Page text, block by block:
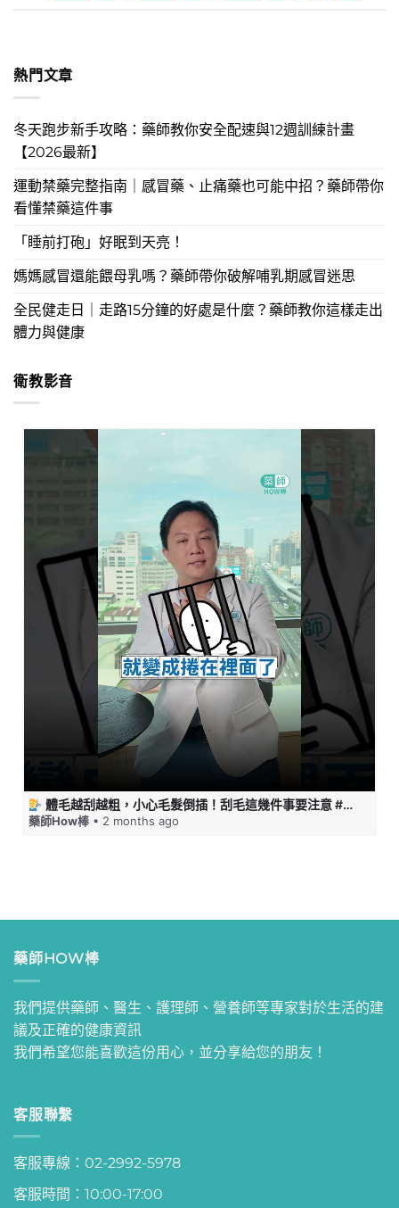
熱門文章
冬天跑步新手攻略：藥師教你安全配速與12週訓練計畫
【2026最新】
運動禁藥完整指南｜感冒藥、止痛藥也可能中招？藥師帶你
看懂禁藥這件事
「睡前打砲」好眠到天亮！
媽媽感冒還能餵母乳嗎？藥師帶你破解哺乳期感冒迷思
全民健走日｜走路15分鐘的好處是什麼？藥師教你這樣走出
體力與健康
衛教影音
體毛越刮越粗，小心毛髮倒插！刮毛這幾件事要注意 #藥師HOW棒
藥師How棒 • 2 months ago
藥師HOW棒
我們提供藥師、醫生、護理師、營養師等專家對於生活的建
議及正確的健康資訊
我們希望您能喜歡這份用心，並分享給您的朋友！
客服聯繫
客服專線：02-2992-5978
客服時間：10:00-17:00